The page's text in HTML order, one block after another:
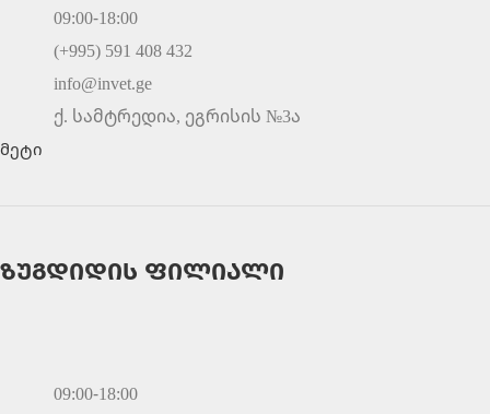
09:00-18:00
(+995) 591 408 432
info@invet.ge
ქ. სამტრედია, ეგრისის №3ა
მეტი
ზუგდიდის ფილიალი
09:00-18:00